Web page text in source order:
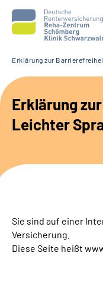
Unsere Klinik
Unsere Angebote
Suche
Erklärung zur
Erklärung
Leichter
Sie sind auf einer
Versicherung.
Diese Seite heißt